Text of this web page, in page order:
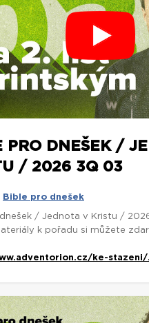
PRO DNEŠEK /
/ 2026 3Q 03
Bible pro dnešek
/ Jednota v Kristu /
k pořadu si můžete
ke-stazeni/